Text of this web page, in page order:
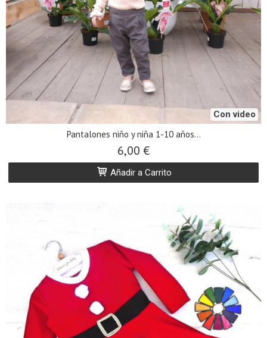
Con video
Pantalones niño y niña 1-10 años...
6,00 €
Añadir a Carrito